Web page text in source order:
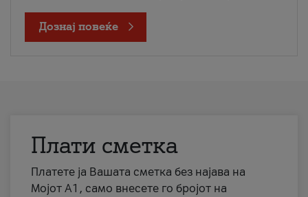
Дознај повеќе
Плати сметка
Платете ја Вашата сметка без најава на
Мојот А1, само внесете го бројот на